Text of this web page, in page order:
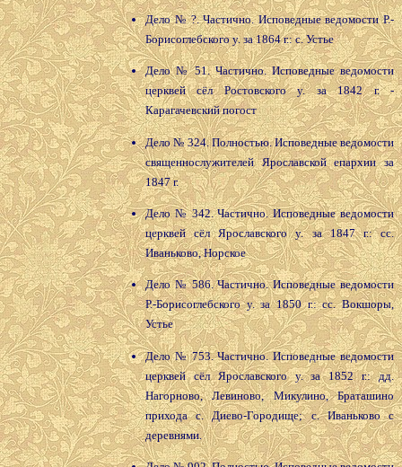
Дело № ?. Частично. Исповедные ведомости Р.-
Борисоглебского у. за 1864 г.: с. Устье
Дело № 51. Частично. Исповедные ведомости
церквей сёл Ростовского у. за 1842 г. -
Карагачевский погост
Дело № 324. Полностью. Исповедные ведомости
священнослужителей Ярославской епархии за
1847 г.
Дело № 342. Частично. Исповедные ведомости
церквей сёл Ярославского у. за 1847 г.: сс.
Иваньково, Норское
Дело № 586. Частично. Исповедные ведомости
Р.-Борисоглебского у. за 1850 г.: сс. Вокшоры,
Устье
Дело № 753. Частично. Исповедные ведомости
церквей сёл Ярославского у. за 1852 г.: дд.
Нагорново, Левиново, Микулино, Браташино
прихода с. Диево-Городище; с. Иваньково с
деревнями.